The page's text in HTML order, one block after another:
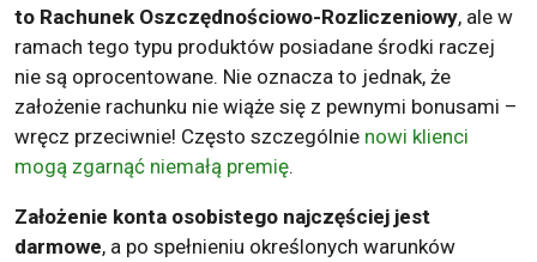
to Rachunek Oszczędnościowo-Rozliczeniowy, ale w
ramach tego typu produktów posiadane środki raczej
nie są oprocentowane. Nie oznacza to jednak, że
założenie rachunku nie wiąże się z pewnymi bonusami –
wręcz przeciwnie! Często szczególnie nowi klienci
mogą zgarnąć niemałą premię.
Założenie konta osobistego najczęściej jest
darmowe, a po spełnieniu określonych warunków